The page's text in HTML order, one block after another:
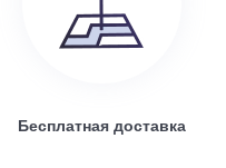
Бесплатная доставка